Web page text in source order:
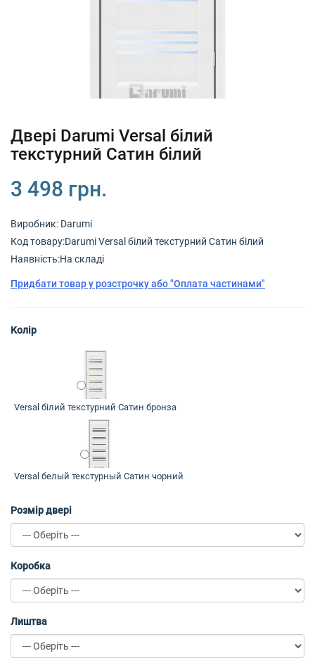
+380 (67) 380 73 18
+380 (95) 180 73 18
Двері Darumi Versal білий
текстурний Сатин білий
3 498 грн.
Виробник: Darumi
Код товару:Darumi Versal білий текстурний Сатин білий
Наявність:На складі
Придбати товар у розстрочку або "Оплата частинами"
Колір
Versal білий текстурний Сатин бронза
Versal белый текстурный Сатин чорний
Розмір двері
Коробка
Лиштва